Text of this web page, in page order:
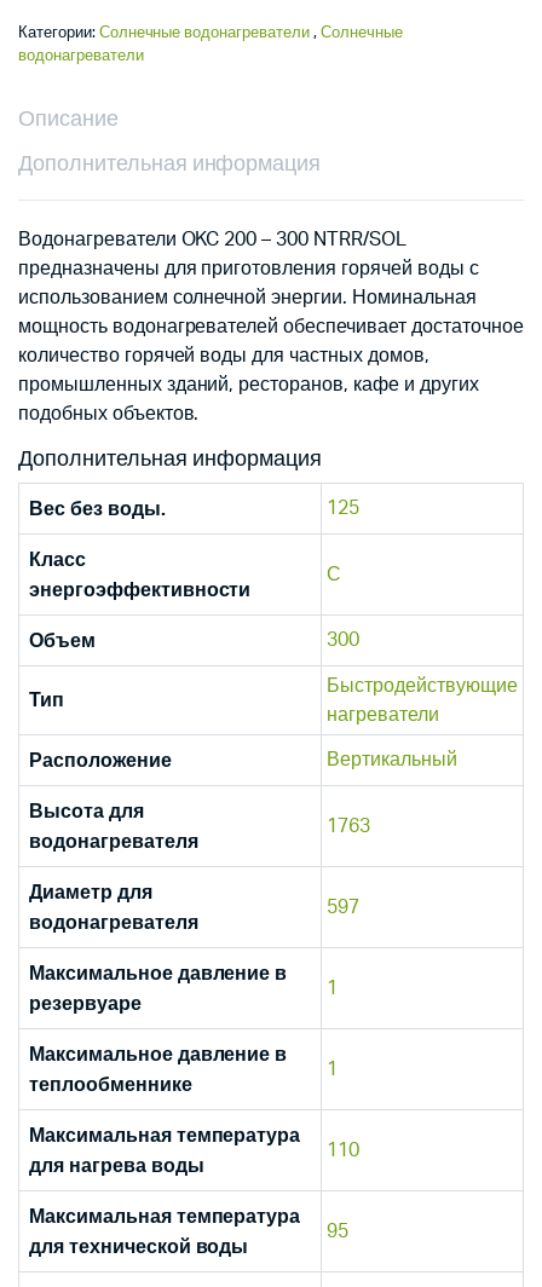
Категории: Солнечные водонагреватели, Солнечные
водонагреватели
Описание
Дополнительная информация
Водонагреватели OKC 200 – 300 NTRR/SOL
предназначены для приготовления горячей воды с
использованием солнечной энергии. Номинальная
мощность водонагревателей обеспечивает достаточное
количество горячей воды для частных домов,
промышленных зданий, ресторанов, кафе и других
подобных объектов.
Дополнительная информация
Вес без воды. 125
Класс
энергоэффективности
С
Объем 300
Тип
Быстродействующие
нагреватели
Расположение Вертикальный
Высота для
водонагревателя
1763
Диаметр для
водонагревателя
597
Максимальное давление в
резервуаре
1
Максимальное давление в
теплообменнике
1
Максимальная температура
для нагрева воды
110
Максимальная температура
для технической воды
95